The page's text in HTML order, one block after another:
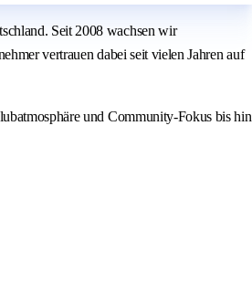
Seit 2008 wachsen wir
vertrauen dabei seit vielen Jahren auf
und Community-Fokus bis hin